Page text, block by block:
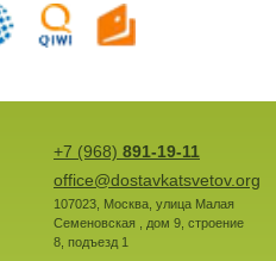
+7 (968) 891-19-11
office@dostavkatsvetov.org
107023, Москва, улица Малая
Семеновская , дом 9, строение
8, подъезд 1